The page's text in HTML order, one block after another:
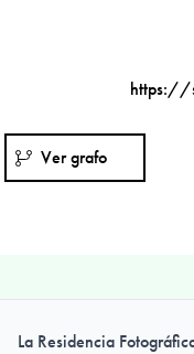
https://
Ver grafo
La Residencia